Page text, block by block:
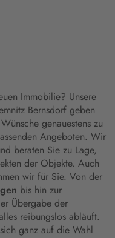
Immobilie? Unsere
Bernsdorf geben
genauestens zu
Angeboten. Wir
beraten Sie zu Lage,
der Objekte. Auch
wir für Sie. Von der
bis hin zur
Übergabe der
reibungslos abläuft.
ganz auf die Wahl